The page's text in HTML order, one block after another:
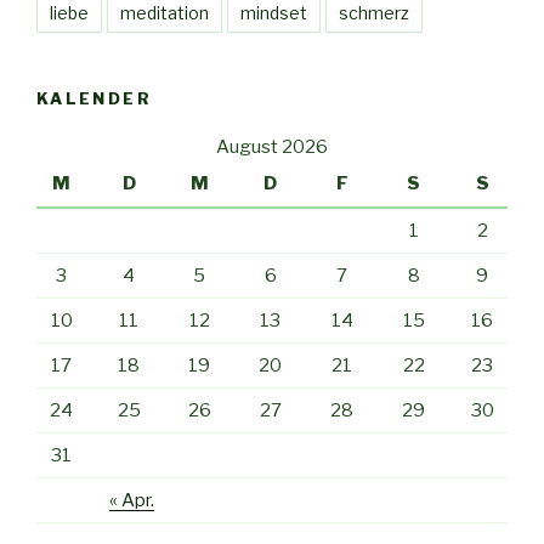
liebe meditation mindset schmerz
KALENDER
August 2026
M
D M D F S S
« Apr.
1 2
3 4 5 6 7 8 9
10 11 12 13 14 15 16
17 18 19 20 21 22 23
24 25 26 27 28 29 30
31